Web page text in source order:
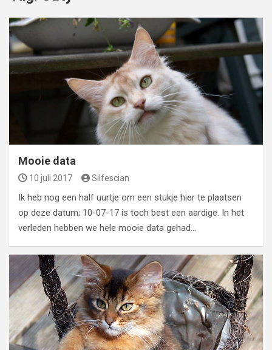
Mooie data
10 juli 2017 Silfescian
Ik heb nog een half uurtje om een stukje hier te plaatsen
op deze datum; 10-07-17 is toch best een aardige. In het
verleden hebben we hele mooie data gehad…